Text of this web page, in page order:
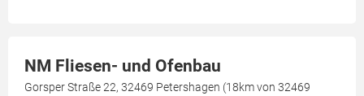
NM Fliesen- und Ofenbau
Gorsper Straße 22, 32469 Petershagen (18km von 32469